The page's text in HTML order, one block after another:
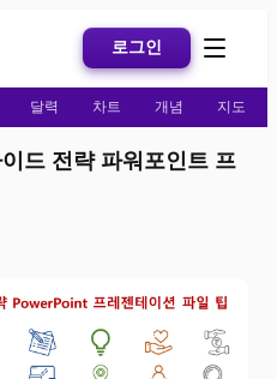
로그인
달력 차트 개념 지도
드 전략 파워포인트 프